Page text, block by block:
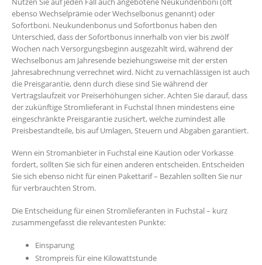
ebenso Wechselprämie oder Wechselbonus genannt) oder
Sofortboni. Neukundenbonus und Sofortbonus haben den
Unterschied, dass der Sofortbonus innerhalb von vier bis zwölf
Wochen nach Versorgungsbeginn ausgezahlt wird, während der
Wechselbonus am Jahresende beziehungsweise mit der ersten
Jahresabrechnung verrechnet wird. Nicht zu vernachlässigen ist auch
die Preisgarantie, denn durch diese sind Sie während der
Vertragslaufzeit vor Preiserhöhungen sicher. Achten Sie darauf, dass
der zukünftige Stromlieferant in Fuchstal Ihnen mindestens eine
eingeschränkte Preisgarantie zusichert, welche zumindest alle
Preisbestandteile, bis auf Umlagen, Steuern und Abgaben garantiert.
Wenn ein Stromanbieter in Fuchstal eine Kaution oder Vorkasse
fordert, sollten Sie sich für einen anderen entscheiden. Entscheiden
Sie sich ebenso nicht für einen Pakettarif – Bezahlen sollten Sie nur
für verbrauchten Strom.
Die Entscheidung für einen Stromlieferanten in Fuchstal – kurz
zusammengefasst die relevantesten Punkte:
Einsparung
Strompreis für eine Kilowattstunde